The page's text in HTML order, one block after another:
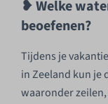
❥ Welke
beoefenen?
Tijdens je
in Zeeland kun je
waaronder